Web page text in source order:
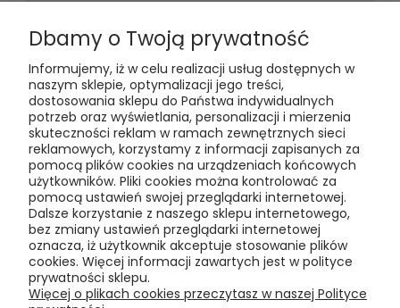
Newsletter
Podaj swój adres e-mail, jeżeli chcesz
otrzymywać informacje o
nowościach i promocjach.
Pomoc
Moje konto
Dbamy o Twoją prywatność
Informujemy, iż w celu realizacji usług dostępnych w
naszym sklepie, optymalizacji jego treści,
dostosowania sklepu do Państwa indywidualnych
potrzeb oraz wyświetlania, personalizacji i mierzenia
skuteczności reklam w ramach zewnętrznych sieci
reklamowych, korzystamy z informacji zapisanych za
pomocą plików cookies na urządzeniach końcowych
użytkowników. Pliki cookies można kontrolować za
pomocą ustawień swojej przeglądarki internetowej.
Dalsze korzystanie z naszego sklepu internetowego,
bez zmiany ustawień przeglądarki internetowej
oznacza, iż użytkownik akceptuje stosowanie plików
cookies. Więcej informacji zawartych jest w polityce
prywatności sklepu.
Więcej o plikach cookies przeczytasz w naszej Polityce